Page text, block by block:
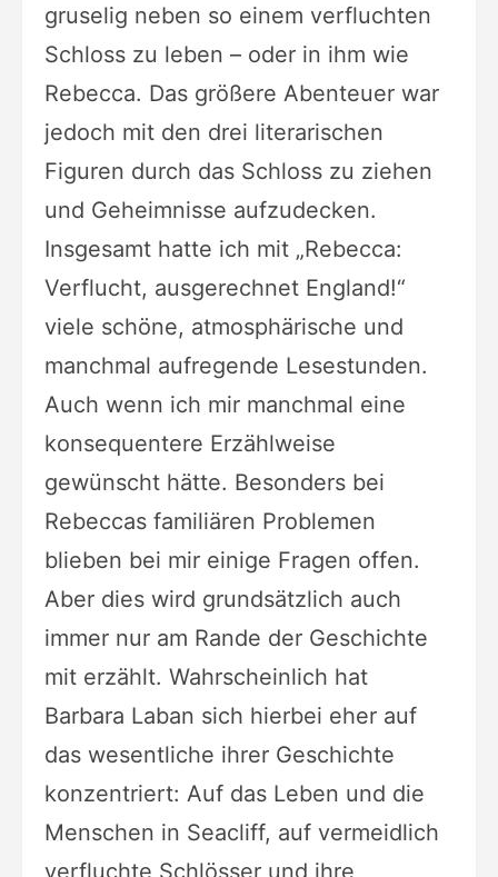
gruselig neben so einem verfluchten
Schloss zu leben – oder in ihm wie
Rebecca. Das größere Abenteuer war
jedoch mit den drei literarischen
Figuren durch das Schloss zu ziehen
und Geheimnisse aufzudecken.
Insgesamt hatte ich mit „Rebecca:
Verflucht, ausgerechnet England!“
viele schöne, atmosphärische und
manchmal aufregende Lesestunden.
Auch wenn ich mir manchmal eine
konsequentere Erzählweise
gewünscht hätte. Besonders bei
Rebeccas familiären Problemen
blieben bei mir einige Fragen offen.
Aber dies wird grundsätzlich auch
immer nur am Rande der Geschichte
mit erzählt. Wahrscheinlich hat
Barbara Laban sich hierbei eher auf
das wesentliche ihrer Geschichte
konzentriert: Auf das Leben und die
Menschen in Seacliff, auf vermeidlich
verfluchte Schlösser und ihre